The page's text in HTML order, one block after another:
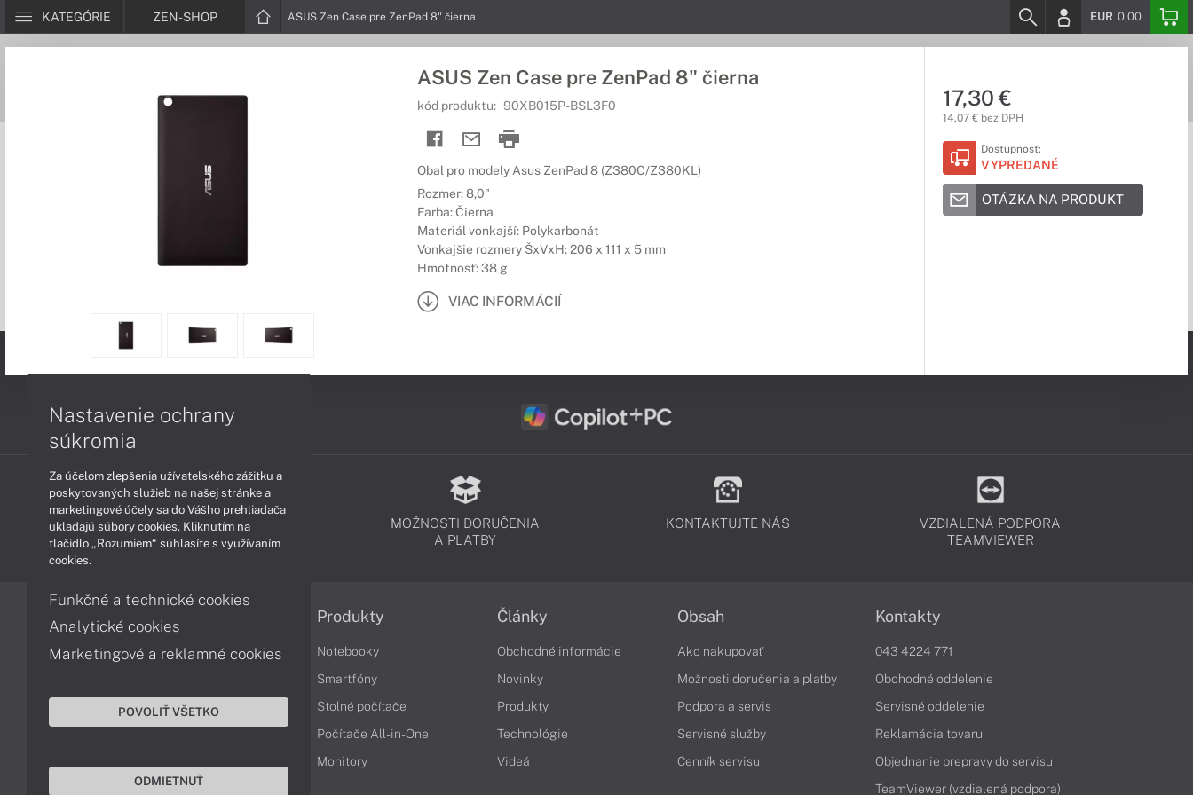
KATEGÓRIE ZEN-SHOP ASUS Zen Case pre ZenPad 8" čierna EUR 0,00
ASUS Zen Case pre ZenPad 8" čierna
kód produktu: 90XB015P-BSL3F0
Obal pro modely Asus ZenPad 8 (Z380C/Z380KL)
Rozmer: 8,0"
Farba: Čierna
Materiál vonkajší: Polykarbonát
Vonkajšie rozmery ŠxVxH: 206 x 111 x 5 mm
Hmotnosť: 38 g
VIAC INFORMÁCIÍ
17,30 €
14,07 € bez DPH
Dostupnosť:
VYPREDANÉ
OTÁZKA NA PRODUKT
PODPORA A SERVIS
MOŽNOSTI DORUČENIA
A PLATBY
KONTAKTUJTE NÁS
VZDIALENÁ PODPORA
TEAMVIEWER
Informácie
Obchodné podmienky
Ochrana osobných údajov
Cookies
Produkty
Notebooky
Smartfóny
Stolné počítače
Počítače All-in-One
Monitory
Články
Obchodné informácie
Novinky
Produkty
Technológie
Videá
Obsah
Ako nakupovať
Možnosti doručenia a platby
Podpora a servis
Servisné služby
Cenník servisu
Kontakty
043 4224 771
Obchodné oddelenie
Servisné oddelenie
Reklamácia tovaru
Objednanie prepravy do servisu
TeamViewer (vzdialená podpora)
Nastavenie ochrany
súkromia
Za účelom zlepšenia užívateľského zážitku a
poskytovaných služieb na našej stránke a
marketingové účely sa do Vášho prehliadača
ukladajú súbory cookies. Kliknutím na
tlačidlo „Rozumiem“ súhlasíte s využívaním
cookies.
Funkčné a technické cookies
Analytické cookies
Marketingové a reklamné cookies
POVOLIŤ VŠETKO
ODMIETNUŤ